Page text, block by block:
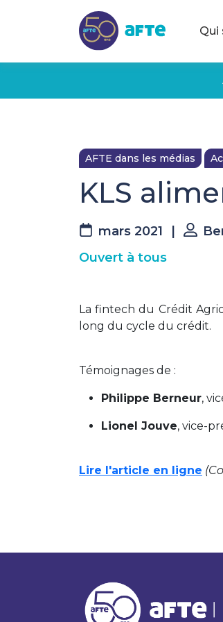
Qui
AFTE dans les médias
KLS
mars 2021
Ouvert à tous
La fintech du Crédit
long du cycle du crédit.
Témoignages de :
Philippe Berneur,
Lionel Jouve, vice-
Lire l'article en ligne